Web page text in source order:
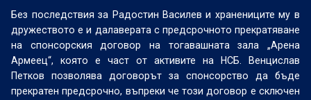
Без последствия за Радостин Василев и хранениците му в
дружеството е и далаверата с предсрочното прекратяване
на спонсорския договор на тогавашната зала „Арена
Армеец“, която е част от активите на НСБ. Венцислав
Петков позволява договорът за спонсорство да бъде
прекратен предсрочно, въпреки че този договор е сключен